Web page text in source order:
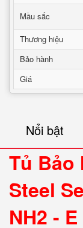
Mầu sắc
Thương hiệu
Bảo hành
Giá
Nổi bật
Tủ Bảo
Steel
NH2 -